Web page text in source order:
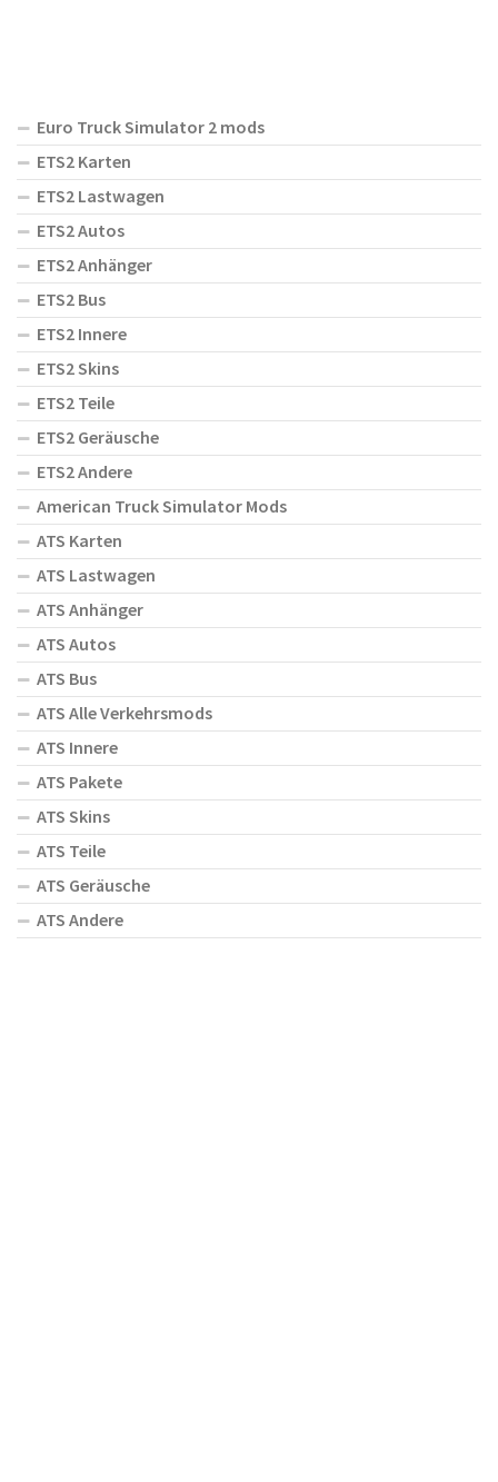
Euro Truck Simulator 2 mods
ETS2 Karten
ETS2 Lastwagen
ETS2 Autos
ETS2 Anhänger
ETS2 Bus
ETS2 Innere
ETS2 Skins
ETS2 Teile
ETS2 Geräusche
ETS2 Andere
American Truck Simulator Mods
ATS Karten
ATS Lastwagen
ATS Anhänger
ATS Autos
ATS Bus
ATS Alle Verkehrsmods
ATS Innere
ATS Pakete
ATS Skins
ATS Teile
ATS Geräusche
ATS Andere